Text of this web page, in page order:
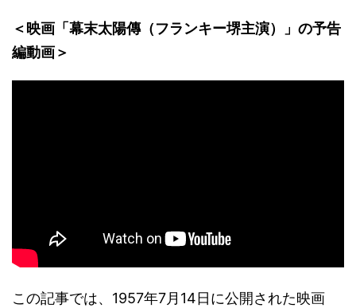
＜映画「幕末太陽傳（フランキー堺主演）」の予告
編動画＞
この記事では、1957年7月14日に公開された映画